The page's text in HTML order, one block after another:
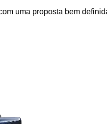
uma proposta bem